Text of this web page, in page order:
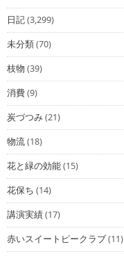
日記(3,299)
未分類(70)
枝物 (39)
消費(9)
炭づつみ(21)
物流(18)
花と緑の効能(15)
花保ち (14)
講演実績(17)
赤いスイートピークラブ(11)